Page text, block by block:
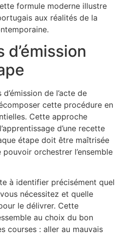
formule moderne illustre
aux réalités de la
d’émission
de l’acte de
cette procédure en
Cette approche
d’une recette
étape doit être maîtrisée
orchestrer l’ensemble
à identifier précisément quel
nécessitez et quelle
le délivrer. Cette
au choix du bon
courses : aller au mauvais